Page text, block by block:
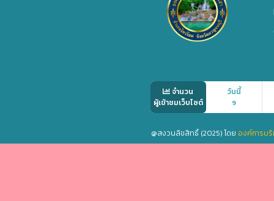
จำนวน
ผู้เข้าชมเว็บไซต์
วันนี้
9
@สงวนลิขสิทธิ์ (2025) โดย องค์การบ